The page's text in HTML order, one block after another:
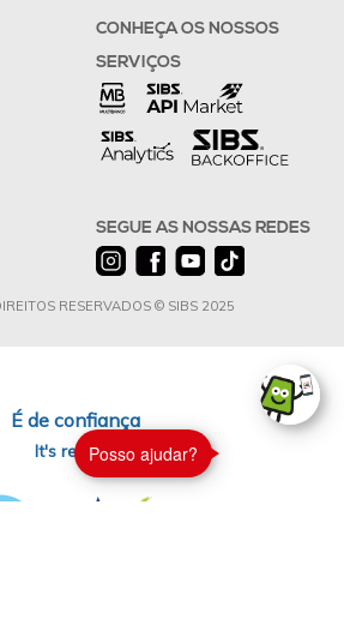
Posso ajudar?
CONHEÇA OS NOSSOS
SERVIÇOS
SEGUE AS NOSSAS REDES
RESERVADOS © SIBS 2025
É de confiança
It's reliable